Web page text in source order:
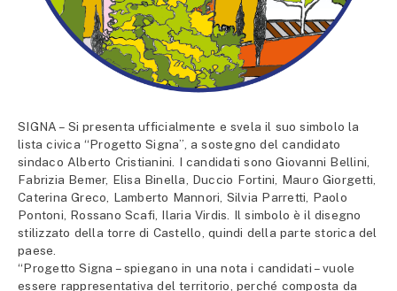
SIGNA – Si presenta ufficialmente e svela il suo simbolo la
lista civica “Progetto Signa”, a sostegno del candidato
sindaco Alberto Cristianini. I candidati sono Giovanni Bellini,
Fabrizia Bemer, Elisa Binella, Duccio Fortini, Mauro Giorgetti,
Caterina Greco, Lamberto Mannori, Silvia Parretti, Paolo
Pontoni, Rossano Scafi, Ilaria Virdis. Il simbolo è il disegno
stilizzato della torre di Castello, quindi della parte storica del
paese.
“Progetto Signa – spiegano in una nota i candidati – vuole
essere rappresentativa del territorio, perché composta da